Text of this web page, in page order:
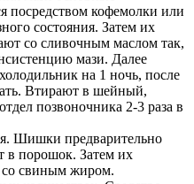
посредством кофемолки или
состояния. Затем их
со сливочным маслом так,
мази. Далее
на 1 ночь, после
Втирают в шейный,
позвоночника 2-3 раза в
Шишки предварительно
в порошок. Затем их
свиным жиром.